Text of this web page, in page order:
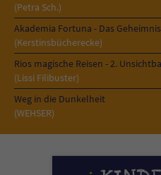
(Petra Sch.)
Akademia Fortuna - Das
(Kerstinsbücherecke)
Rios magische Reisen - 2.
(Lissi Filibuster)
Weg in die Dunkelheit
(WEHSER)